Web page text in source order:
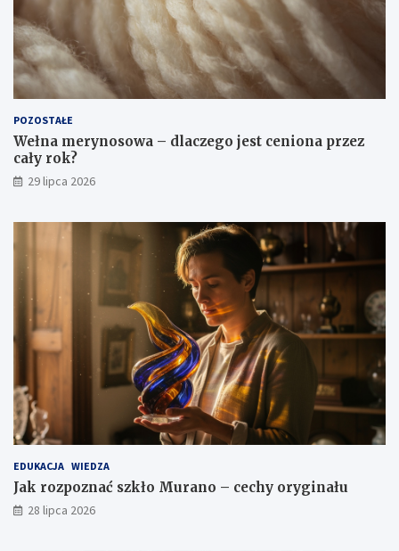
POZOSTAŁE
Wełna merynosowa – dlaczego jest ceniona przez
cały rok?
29 lipca 2026
EDUKACJA WIEDZA
Jak rozpoznać szkło Murano – cechy oryginału
28 lipca 2026